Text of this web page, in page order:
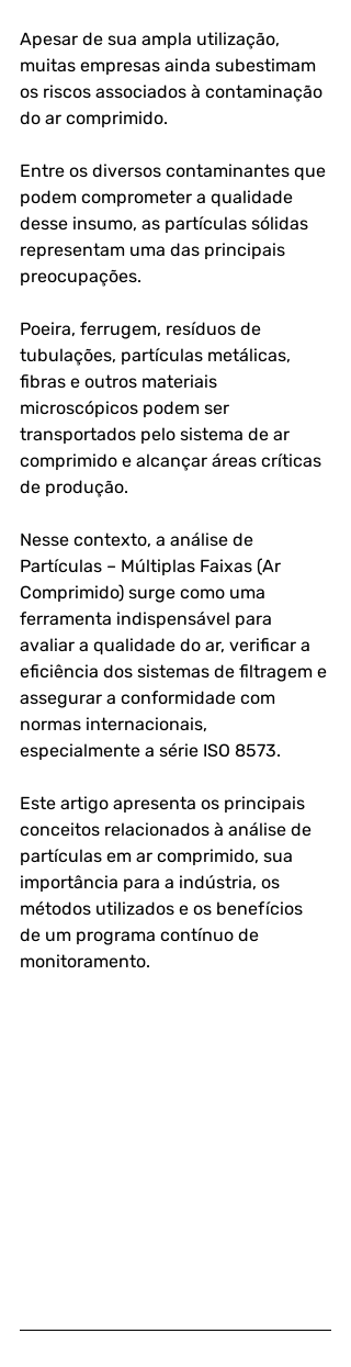
Apesar de sua ampla utilização,
muitas empresas ainda subestimam
os riscos associados à contaminação
do ar comprimido.
Entre os diversos contaminantes que
podem comprometer a qualidade
desse insumo, as partículas sólidas
representam uma das principais
preocupações.
Poeira, ferrugem, resíduos de
tubulações, partículas metálicas,
fibras e outros materiais
microscópicos podem ser
transportados pelo sistema de ar
comprimido e alcançar áreas críticas
de produção.
Nesse contexto, a análise de
Partículas – Múltiplas Faixas (Ar
Comprimido) surge como uma
ferramenta indispensável para
avaliar a qualidade do ar, verificar a
eficiência dos sistemas de filtragem e
assegurar a conformidade com
normas internacionais,
especialmente a série ISO 8573.
Este artigo apresenta os principais
conceitos relacionados à análise de
partículas em ar comprimido, sua
importância para a indústria, os
métodos utilizados e os benefícios
de um programa contínuo de
monitoramento.